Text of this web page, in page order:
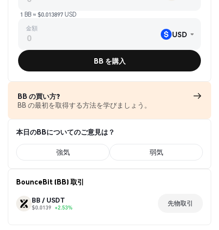
1 BB ≈ $0.013897 USD
金額
USD
BB を購入
BB の買い方?
BB の最初を取得する方法を学びましょう。
本日のBBについてのご意見は？
強気 弱気
BounceBit (BB) 取引
BB / USDT
$0.0139 +2.53%
先物取引